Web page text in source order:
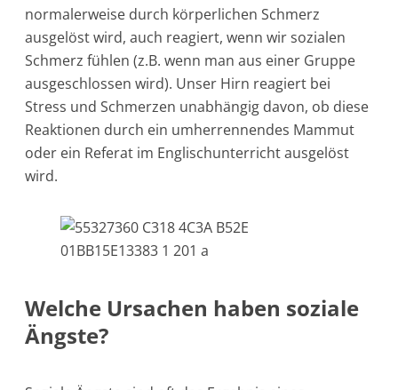
normalerweise durch körperlichen Schmerz
ausgelöst wird, auch reagiert, wenn wir sozialen
Schmerz fühlen (z.B. wenn man aus einer Gruppe
ausgeschlossen wird). Unser Hirn reagiert bei
Stress und Schmerzen unabhängig davon, ob diese
Reaktionen durch ein umherrennendes Mammut
oder ein Referat im Englischunterricht ausgelöst
wird.
Welche Ursachen haben soziale
Ängste?